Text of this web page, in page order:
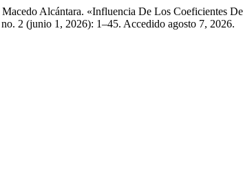
Alcántara. «Influencia De Los Coeficientes
2 (junio 1, 2026): 1–45. Accedido agosto 7, 2026.